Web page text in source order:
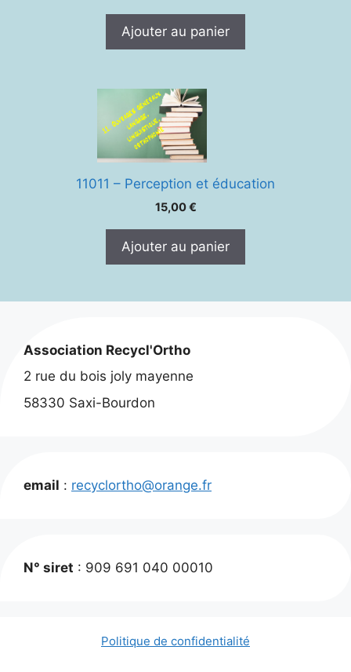
Ajouter au panier
11011 – Perception et éducation
15,00€
Ajouter au panier
Association Recycl'Ortho
2 rue du bois joly mayenne
58330 Saxi-Bourdon
email : recyclortho@orange.fr
N° siret : 909 691 040 00010
Politique de confidentialité